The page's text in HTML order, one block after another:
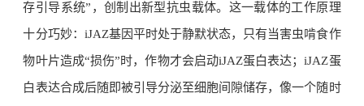
存引导系统”，创制出新型抗虫载体。这一载体的工作原理
十分巧妙：iJAZ基因平时处于静默状态，只有当害虫啃食作
物叶片造成“损伤”时，作物才会启动iJAZ蛋白表达；iJAZ蛋
白表达合成后随即被引导分泌至细胞间隙储存，像一个随时